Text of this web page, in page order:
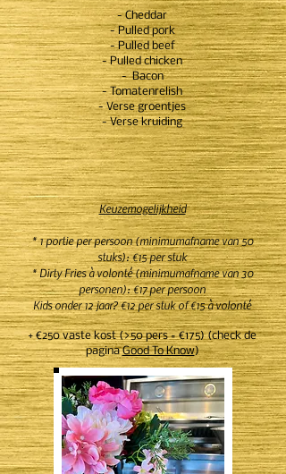
- Cheddar
- Pulled pork
- Pulled beef
- Pulled chicken
- Bacon
- Tomatenrelish
- Verse groentjes
- Verse kruiding
Keuzemogelijkheid
* 1 portie per persoon (minimumafname van 50
stuks): €15 per stuk
* Dirty Fries à volonté (minimumafname van 30
personen): €17 per persoon
Kids onder 12 jaar? €12 per stuk of €15 à volonté
+ €250 vaste kost(>50 pers = €175)(check de
paginaGood To Know)